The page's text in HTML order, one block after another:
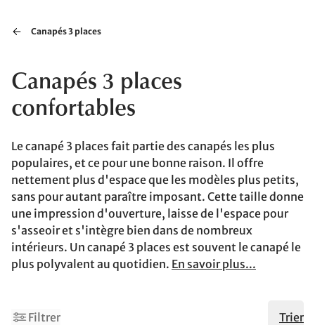
Canapés 3 places
Canapés 3 places
confortables
Le canapé 3 places fait partie des canapés les plus
populaires, et ce pour une bonne raison. Il offre
nettement plus d'espace que les modèles plus petits,
sans pour autant paraître imposant. Cette taille donne
une impression d'ouverture, laisse de l'espace pour
s'asseoir et s'intègre bien dans de nombreux
intérieurs. Un canapé 3 places est souvent le canapé le
plus polyvalent au quotidien. En savoir plus...
Filtrer Trier